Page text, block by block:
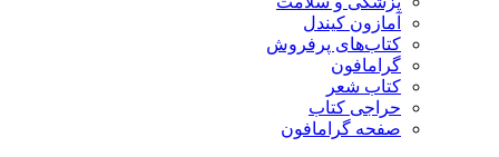
آمازون کیندل
کتاب‌های پرفروش
گرامافون
کتاب شعر
حراجی کتاب
صفحه گرامافون